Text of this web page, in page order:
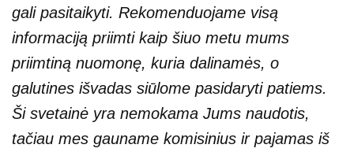
gali pasitaikyti. Rekomenduojame visą
informaciją priimti kaip šiuo metu mums
priimtiną nuomonę, kuria dalinamės, o
galutines išvadas siūlome pasidaryti patiems.
Ši svetainė yra nemokama Jums naudotis,
tačiau mes gauname komisinius ir pajamas iš